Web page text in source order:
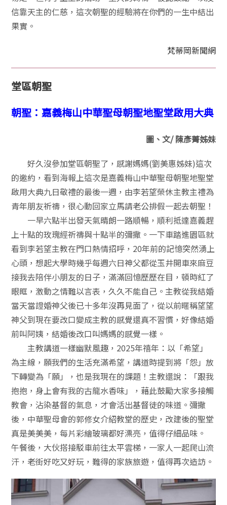
信靠天主的仁慈，這次朝聖的經驗將在你們的一生中結出
果實。
梵蒂岡新聞網
堂區朝聖
朝聖：嘉義梅山中華聖母朝聖地聖堂啟用大典
圖、文/ 陳彥菁姊妹
好久沒參加堂區朝聖了，感謝媽媽(劉美惠姊妹)這次
的邀約，看到海報上這次是嘉義梅山中華聖母朝聖地聖堂
啟用大典九日敬禮的最後一週，由李若望榮休主教主禮為
青年朋友祈禱，很心動回家立馬請老公排假一起去朝聖！
一早六點半出發天氣晴朗一路順暢，順利抵達嘉義趕
上十點的玫瑰經祈禱與十點半的彌撒。一下車踏進園區就
看到李若望主教在門口熱情招呼，20年前的記憶突然湧上
心頭，想起大學時幾乎每週六日神父都從玉井開車來麻豆
接我去陪伴小朋友的日子，滿滿回憶歷歷在目，頓時紅了
眼眶，激動之情難以言表，久久不能自己。主教從我結婚
當天當證婚神父後已十多年沒再見面了，從以前暱稱望望
神父到現在要改口變成主教的感覺還真不習慣，好像結婚
前叫阿姨，結婚後改口叫媽媽的感覺一樣。
主教講道一樣幽默風趣，2025年禧年：以「希望」
為主線，願我們的生活充滿希望，講道時提到將「怨」放
下轉變為「願」，也是我現在的課題！主教還說：「跟我
抱抱，身上會有我的古龍水香味」，藉此鼓勵大家多接觸
教會，沾染基督的氣息，才會活出基督徒的味道。彌撒
後，中華聖母會的郭修女介紹教堂的歷史，改建後的聖堂
真是美美美，每片彩繪玻璃都好漂亮，值得仔細品味。
午餐後，大伙搭接駁車前往太平雲梯，一家人一起爬山流
汗，老街好吃又好玩，難得的家族旅遊，值得再次造訪。